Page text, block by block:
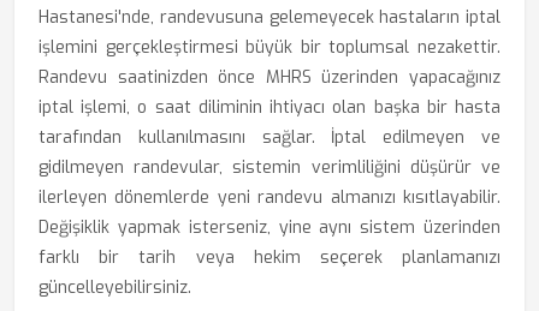
Hastanesi'nde, randevusuna gelemeyecek hastaların iptal
işlemini gerçekleştirmesi büyük bir toplumsal nezakettir.
Randevu saatinizden önce MHRS üzerinden yapacağınız
iptal işlemi, o saat diliminin ihtiyacı olan başka bir hasta
tarafından kullanılmasını sağlar. İptal edilmeyen ve
gidilmeyen randevular, sistemin verimliliğini düşürür ve
ilerleyen dönemlerde yeni randevu almanızı kısıtlayabilir.
Değişiklik yapmak isterseniz, yine aynı sistem üzerinden
farklı bir tarih veya hekim seçerek planlamanızı
güncelleyebilirsiniz.